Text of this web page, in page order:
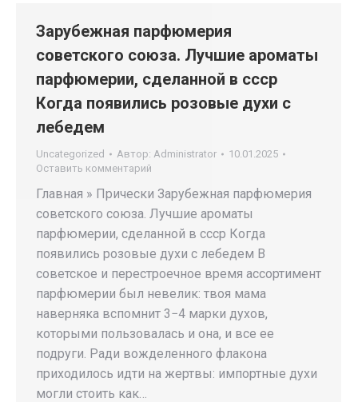
Зарубежная парфюмерия
советского союза. Лучшие ароматы
парфюмерии, сделанной в ссср
Когда появились розовые духи с
лебедем
Uncategorized Автор: Administrator
10.01.2025
Оставить комментарий
Главная » Прически Зарубежная парфюмерия
советского союза. Лучшие ароматы
парфюмерии, сделанной в ссср Когда
появились розовые духи с лебедем В
советское и перестроечное время ассортимент
парфюмерии был невелик: твоя мама
наверняка вспомнит 3−4 марки духов,
которыми пользовалась и она, и все ее
подруги. Ради вожделенного флакона
приходилось идти на жертвы: импортные духи
могли стоить как…